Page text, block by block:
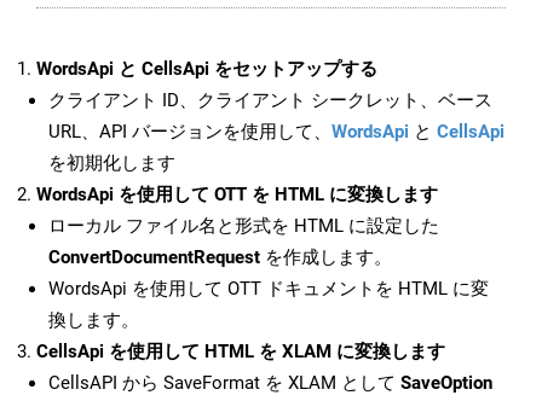
WordsApi と CellsApi をセットアップする
クライアント ID、クライアント シークレット、ベース
URL、API バージョンを使用して、 WordsApi と CellsApi
を初期化します
WordsApi を使用して OTT を HTML に変換します
ローカル ファイル名と形式を HTML に設定した
ConvertDocumentRequest を作成します。
WordsApi を使用して OTT ドキュメントを HTML に変
換します。
CellsApi を使用して HTML を XLAM に変換します
CellsAPI から SaveFormat を XLAM として SaveOption